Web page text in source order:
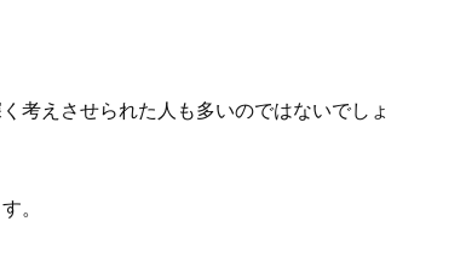
考えさせられた人も多いのではないでしょ
。